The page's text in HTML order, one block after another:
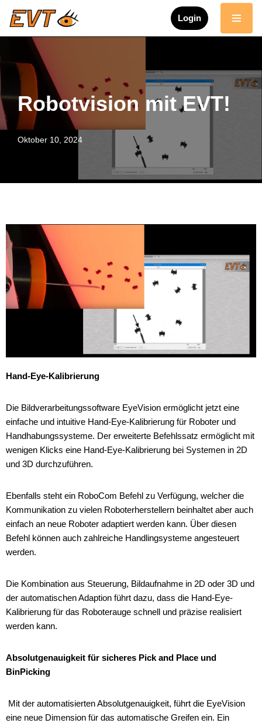
springen
Login
Robotvision mit EVT!
Oktober 10, 2024
Hand-Eye-Kalibrierung
Die Bildverarbeitungssoftware EyeVision ermöglicht jetzt eine
einfache und intuitive Hand-Eye-Kalibrierung für Roboter und
Handhabungssysteme. Der erweiterte Befehlssatz ermöglicht mit
wenigen Klicks eine Hand-Eye-Kalibrierung bei Systemen in 2D
und 3D durchzuführen.
Ebenfalls steht ein RoboCom Befehl zu Verfügung, welcher die
Kommunikation zu vielen Roboterherstellern beinhaltet aber auch
einfach an neue Roboter adaptiert werden kann. Über diesen
Befehl können auch zahlreiche Handlingsysteme angesteuert
werden.
Die Kombination aus Steuerung, Bildaufnahme in 2D oder 3D und
der automatischen Adaption führt dazu, dass die Hand-Eye-
Kalibrierung für das Roboterauge schnell und präzise realisiert
werden kann.
Absolutgenauigkeit für sicheres Pick and Place und
BinPicking
Mit der automatisierten Absolutgenauigkeit, führt die EyeVision
eine neue Dimension für das automatische Greifen ein. Ein